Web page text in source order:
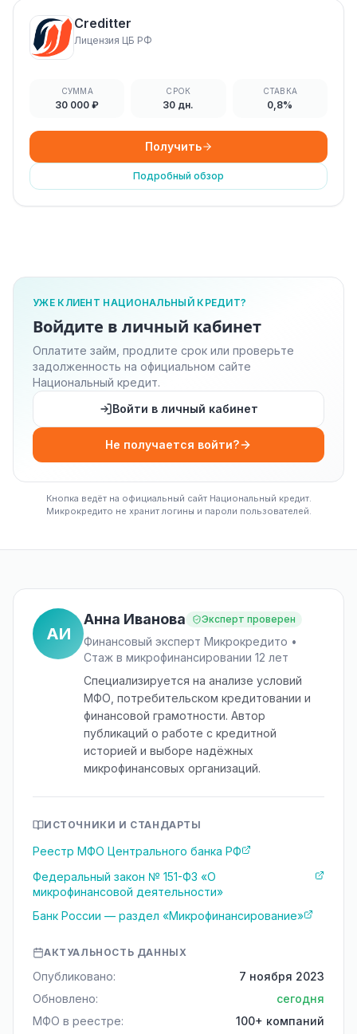
Creditter
Лицензия ЦБ РФ
СУММА
30 000 ₽
СРОК
30 дн.
СТАВКА
0,8%
Получить
Подробный обзор
УЖЕ КЛИЕНТ НАЦИОНАЛЬНЫЙ КРЕДИТ?
Войдите в личный кабинет
Оплатите займ, продлите срок или проверьте
задолженность на официальном сайте
Национальный кредит.
Войти в личный кабинет
Не получается войти?
Кнопка ведёт на официальный сайт Национальный кредит.
Микрокредито не хранит логины и пароли пользователей.
АИ
Анна Иванова Эксперт проверен
Финансовый эксперт Микрокредито •
Стаж в микрофинансировании 12 лет
Специализируется на анализе условий
МФО, потребительском кредитовании и
финансовой грамотности. Автор
публикаций о работе с кредитной
историей и выборе надёжных
микрофинансовых организаций.
ИСТОЧНИКИ И СТАНДАРТЫ
Реестр МФО Центрального банка РФ
Федеральный закон № 151-ФЗ «О
микрофинансовой деятельности»
Банк России — раздел «Микрофинансирование»
АКТУАЛЬНОСТЬ ДАННЫХ
Опубликовано:
7 ноября 2023
Обновлено:
сегодня
МФО в реестре:
100+ компаний